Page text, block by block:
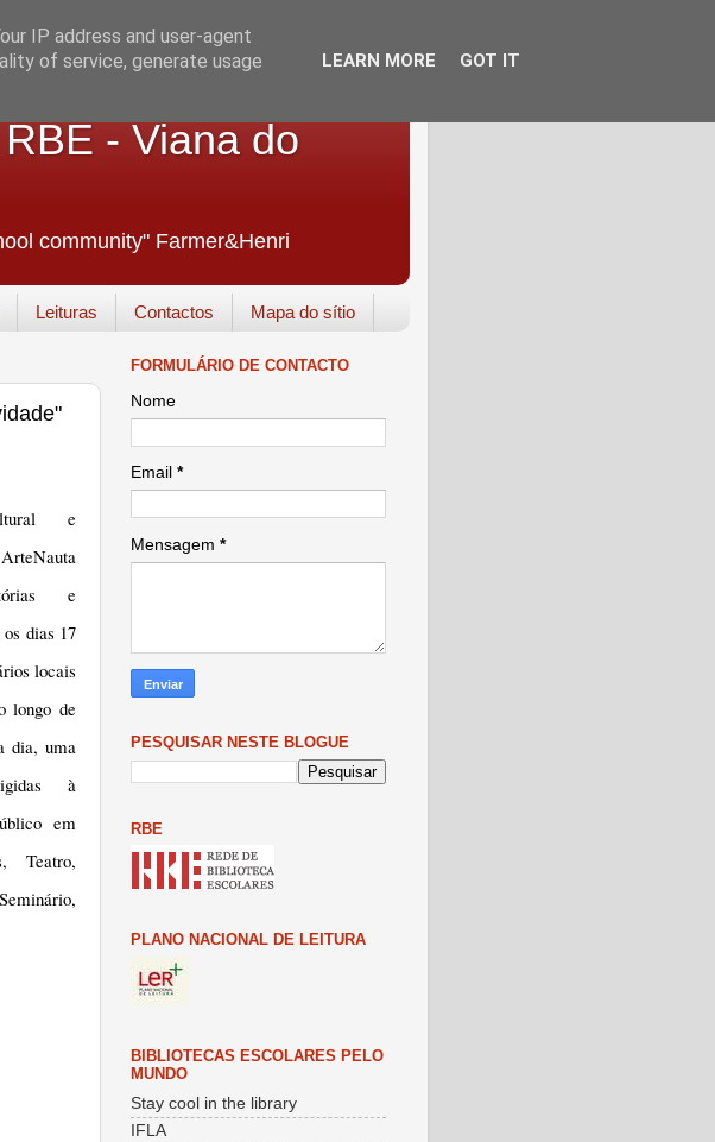
- Viana do
community" Farmer&Henri
Leituras Contactos Mapa do sítio
e
e
dias 17
locais
longo de
dia, uma
à
em
Teatro,
FORMULÁRIO DE CONTACTO
Nome
Email *
Mensagem *
PESQUISAR NESTE BLOGUE
RBE
PLANO NACIONAL DE LEITURA
BIBLIOTECAS ESCOLARES PELO
MUNDO
Stay cool in the library
IFLA
IP address and user-agent
of service, generate usage
LEARN MORE GOT IT